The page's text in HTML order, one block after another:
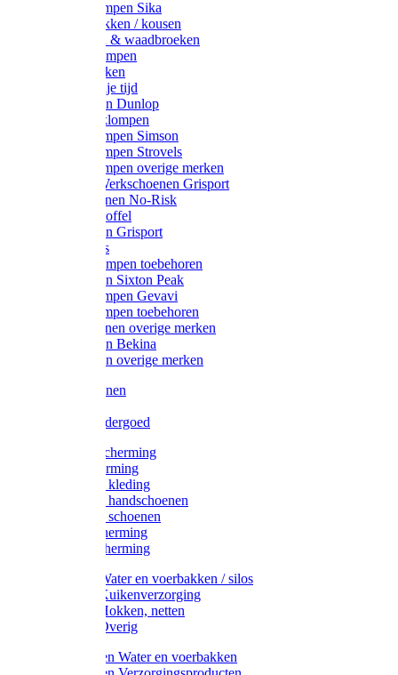
Schoenklompen Sika
Thermo sokken / kousen
Lieslaarzen & waadbroeken
Houten klompen
Wandelsokken
Laarzen vrije tijd
Werklaarzen Dunlop
Kunststof klompen
Schoenklompen Simson
Schoenklompen Strovels
Schoenklompen overige merken
Wandel-/ Werkschoenen Grisport
Werkschoenen No-Risk
Klomppantoffel
Werklaarzen Grisport
Accessoires
Houten klompen toebehoren
Werklaarzen Sixton Peak
Schoenklompen Gevavi
Schoenklompen toebehoren
Werkschoenen overige merken
Werklaarzen Bekina
Werklaarzen overige merken
Handschoenen
Thermo ondergoed
Gehoorbescherming
Oogbescherming
Disposable kleding
Disposable handschoenen
Disposable schoenen
Mondbescherming
Hoofdbescherming
Pluimvee Water en voerbakken / silos
Pluimvee Kuikenverzorging
Pluimvee Hokken, netten
Pluimvee Overig
Knaagdieren Water en voerbakken